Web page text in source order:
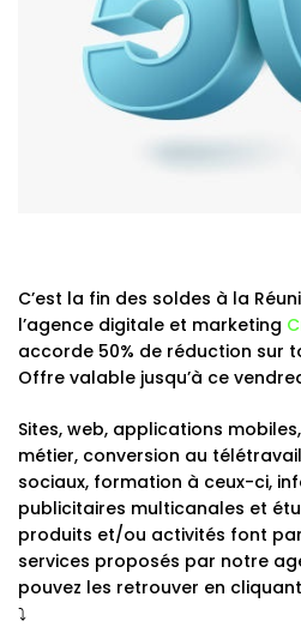
C’est la fin des soldes à la
l’agence digitale et marketing
accorde 50% de réduction sur
Offre valable jusqu’à ce
Sites, web, applications
métier, conversion au
sociaux, formation à ceux-ci,
publicitaires multicanales et
produits et/ou activités font
services proposés par notre
pouvez les retrouver en
⤵️